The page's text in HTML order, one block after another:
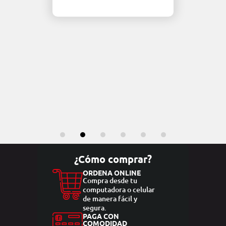
¿Cómo comprar?
ORDENA ONLINE
Compra desde tu
computadora o celular
de manera fácil y
segura.
PAGA CON
COMODIDAD